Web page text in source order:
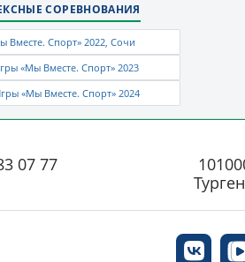
СОРЕВНОВАНИЯ
Вместе. Спорт» 2022, Сочи
«Мы Вместе. Спорт» 2023
«Мы Вместе. Спорт» 2024
07 77